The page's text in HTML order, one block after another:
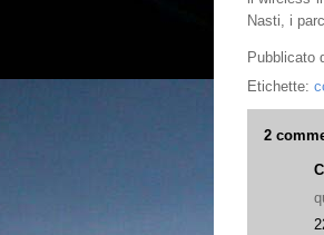
Nasti, i
Pubblicato
Etichette:
2